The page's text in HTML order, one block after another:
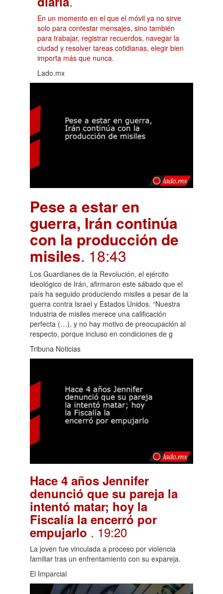
En un momento en el que el móvil ya no sirve
solo para contestar mensajes, sino también
para trabajar, registrar recuerdos, navegar la
ciudad y resolver tareas cotidianas, elegir bien
importa más que nunca.
Lado.mx
Pese a estar en
guerra, Irán continúa
con la producción de
misiles. 18:43
Los Guardianes de la Revolución, el ejército
ideológico de Irán, afirmaron este sábado que el
país ha seguido produciendo misiles a pesar de la
guerra contra Israel y Estados Unidos. “Nuestra
industria de misiles merece una calificación
perfecta (…), y no hay motivo de preocupación al
respecto, porque incluso en condiciones de g
Tribuna Noticias
Hace 4 años Jennifer
denunció que su pareja la
intentó matar; hoy la
Fiscalía la encerró por
empujarlo . 19:20
La joven fue vinculada a proceso por violencia
familiar tras un enfrentamiento con su expareja.
El Imparcial